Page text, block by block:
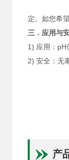
定。如您希
三．应用与
1) 应用：pH
2) 安全：无
产